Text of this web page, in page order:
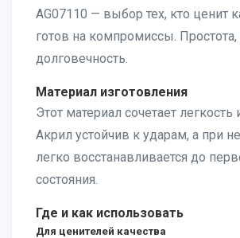
AG07110 — выбор тех, кто ценит
готов на компромиссы.
долговечность.
Материал изготовления
Этот материал сочетает легкость
Акрил устойчив к ударам, а при
легко восстанавливается до
состояния.
Где и как использовать
Для ценителей качества